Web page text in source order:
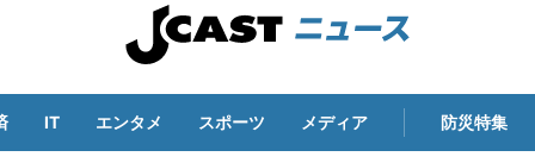
IT エンタメ スポーツ メディア 防災特集